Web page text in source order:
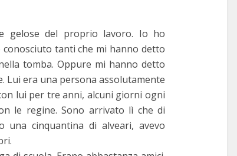
gelose del proprio lavoro. Io ho
conosciuto tanti che mi hanno detto
tomba. Oppure mi hanno detto
Lui era una persona assolutamente
lui per tre anni, alcuni giorni ogni
le regine. Sono arrivato lì che di
una cinquantina di alveari, avevo